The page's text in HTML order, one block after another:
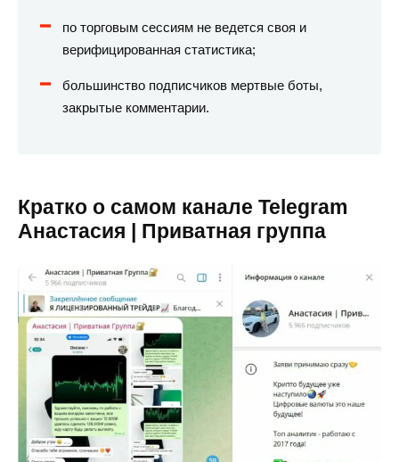
по торговым сессиям не ведется своя и
верифицированная статистика;
большинство подписчиков мертвые боты,
закрытые комментарии.
Кратко о самом канале Telegram
Анастасия | Приватная группа